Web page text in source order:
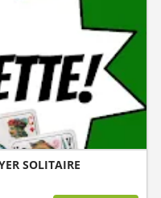
SOLITAIRE